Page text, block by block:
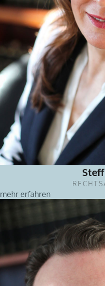
mehr erfahren